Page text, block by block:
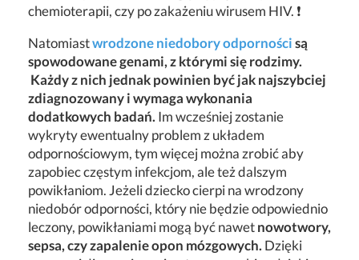
chemioterapii, czy po zakażeniu wirusem HIV. ❗
Natomiastwrodzone niedobory odpornościsą
spowodowane genami, z którymi się rodzimy.
Każdy z nich jednak powinien być jak najszybciej
zdiagnozowany i wymaga wykonania
dodatkowych badań. Im wcześniej zostanie
wykryty ewentualny problem z układem
odpornościowym, tym więcej można zrobić aby
zapobiec częstym infekcjom, ale też dalszym
powikłaniom. Jeżeli dziecko cierpi na wrodzony
niedobór odporności, który nie będzie odpowiednio
leczony, powikłaniami mogą być nawetnowotwory,
sepsa, czy zapalenie opon mózgowych. Dzięki